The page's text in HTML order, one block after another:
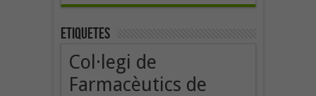
Etiquetes
Col·legi de
Farmacèutics de